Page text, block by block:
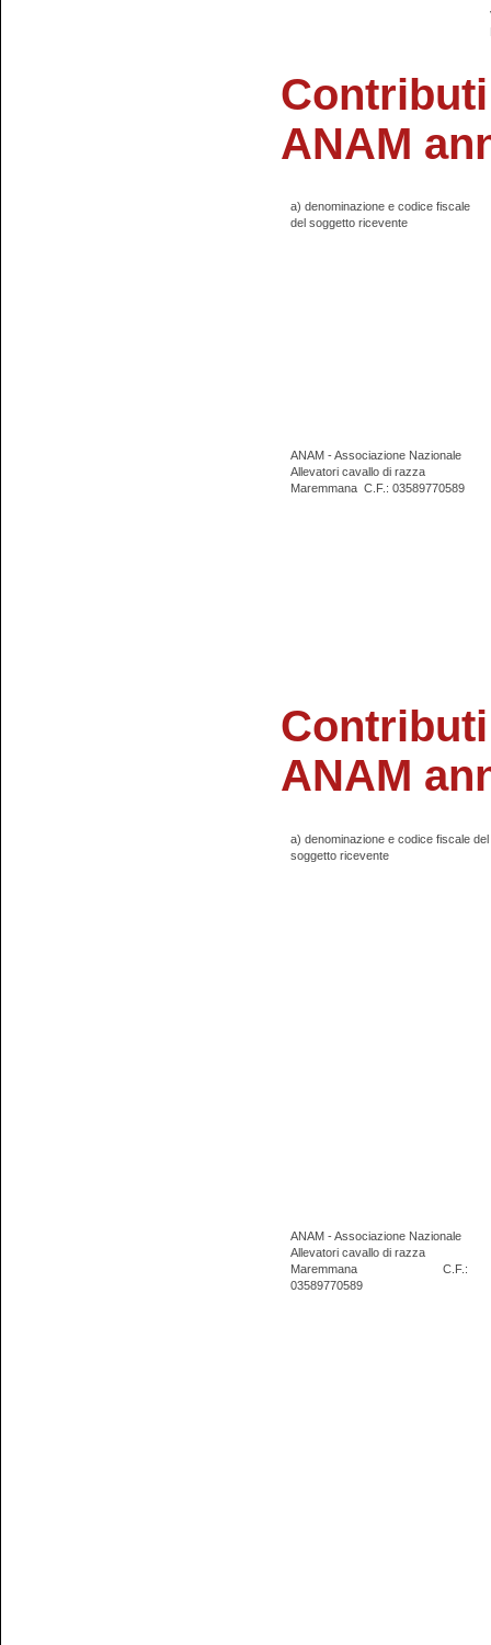
ANAM
a) denominazione e codice fiscale
del soggetto ricevente
ANAM - Associazione Nazionale
Allevatori cavallo di razza
Maremmana C.F.: 03589770589
ANAM
a) denominazione e codice fiscale del
soggetto ricevente
ANAM - Associazione Nazionale
Allevatori cavallo di razza
Maremmana
C.F.:
03589770589